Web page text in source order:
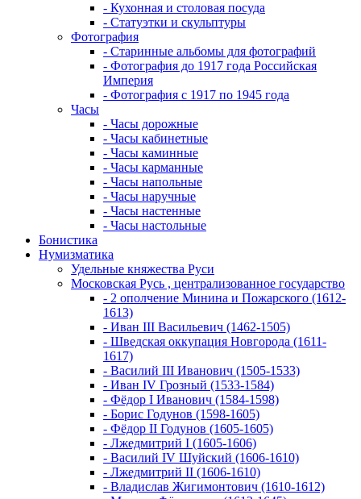
- Кухонная и столовая посуда
- Статуэтки и скульптуры
Фотография
- Старинные альбомы для фотографий
- Фотография до 1917 года Российская
Империя
- Фотография с 1917 по 1945 года
Часы
- Часы дорожные
- Часы кабинетные
- Часы каминные
- Часы карманные
- Часы напольные
- Часы наручные
- Часы настенные
- Часы настольные
Бонистика
Нумизматика
Удельные княжества Руси
Московская Русь , централизованное государство
- 2 ополчение Минина и Пожарского (1612-
1613)
- Иван III Васильевич (1462-1505)
- Шведская оккупация Новгорода (1611-
1617)
- Василий III Иванович (1505-1533)
- Иван IV Грозный (1533-1584)
- Фёдор I Иванович (1584-1598)
- Борис Годунов (1598-1605)
- Фёдор II Годунов (1605-1605)
- Лжедмитрий I (1605-1606)
- Василий IV Шуйский (1606-1610)
- Лжедмитрий II (1606-1610)
- Владислав Жигимонтович (1610-1612)